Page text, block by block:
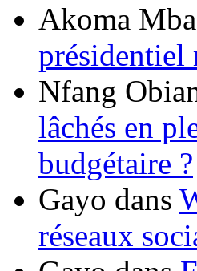
Akoma Mba
présidentiel
Nfang
lâchés en
budgétaire ?
Gayo dans
réseaux